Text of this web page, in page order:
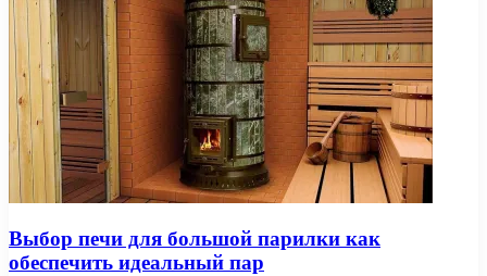
Выбор печи для большой парилки как
обеспечить идеальный пар